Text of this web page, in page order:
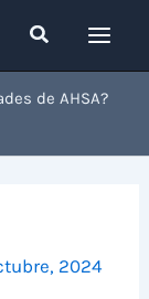
Buscar
de AHSA?
2024